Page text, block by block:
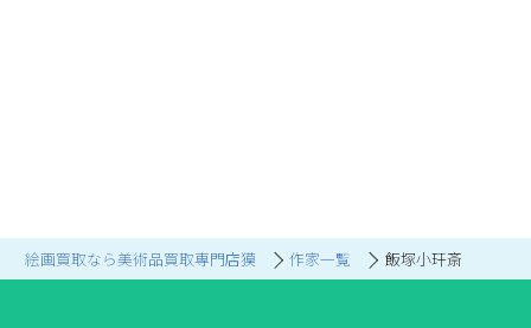
絵画買取なら美術品買取専門店獏 作家一覧 飯塚小玕斎